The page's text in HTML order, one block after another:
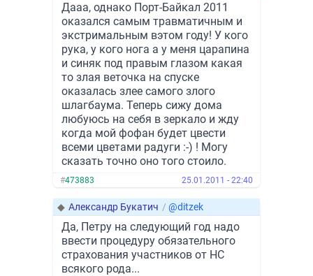
Дааа, однако Порт-Байкал 2011
оказался самым травматичным и
экстримальным вэтом году! У кого
рука, у кого нога а у меня царапина
и синяк под правым глазом какая
то злая веточка на спуске
оказалась злее самого злого
шлагбаума. Теперь сижу дома
любуюсь на себя в зеркало и жду
когда мой фофан будет цвести
всеми цветами радуги :-) ! Могу
сказать точно оно того стоило.
#473883 25.01.2011 - 22:40
◆ Александр Букатич / @ditzek
Да, Петру на следующий год надо
ввести процедуру обязательного
страхования участников от НС
всякого рода...